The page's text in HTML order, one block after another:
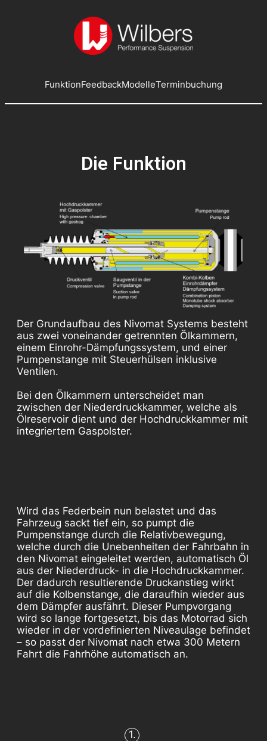
FunktionFeedbackModelleTerminbuchung
Die Funktion
Der Grundaufbau des Nivomat Systems besteht
aus zwei voneinander getrennten Ölkammern,
einem Einrohr-Dämpfungssystem, und einer
Pumpenstange mit Steuerhülsen inklusive
Ventilen.
Bei den Ölkammern unterscheidet man
zwischen der Niederdruckkammer, welche als
Ölreservoir dient und der Hochdruckkammer mit
integriertem Gaspolster.
Wird das Federbein nun belastet und das
Fahrzeug sackt tief ein, so pumpt die
Pumpenstange durch die Relativbewegung,
welche durch die Unebenheiten der Fahrbahn in
den Nivomat eingeleitet werden, automatisch Öl
aus der Niederdruck- in die Hochdruckkammer.
Der dadurch resultierende Druckanstieg wirkt
auf die Kolbenstange, die daraufhin wieder aus
dem Dämpfer ausfährt. Dieser Pumpvorgang
wird so lange fortgesetzt, bis das Motorrad sich
wieder in der vordefinierten Niveaulage befindet
– so passt der Nivomat nach etwa 300 Metern
Fahrt die Fahrhöhe automatisch an.
1.